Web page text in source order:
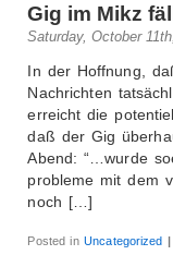
Gig im Mikz
Saturday, October
In der Hoffnung,
Nachrichten
erreicht die
daß der Gig
Abend: “…wurde
probleme mit dem
noch […]
Posted inUncategorized |